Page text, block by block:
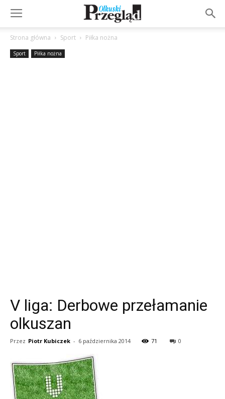
Strona główna Sport Piłka nożna
Sport Piłka nożna
V liga: Derbowe przełamanie
olkuszan
Przez Piotr Kubiczek - 6 października 2014 71 0